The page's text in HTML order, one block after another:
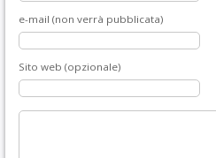
e-mail (non verrà pubblicata)
Sito web (opzionale)